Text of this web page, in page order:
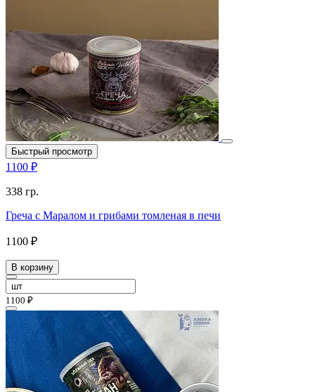
Быстрый просмотр
1100 ₽
338 гр.
Греча с Маралом и грибами томленая в печи
1100 ₽
В корзину
1100 ₽